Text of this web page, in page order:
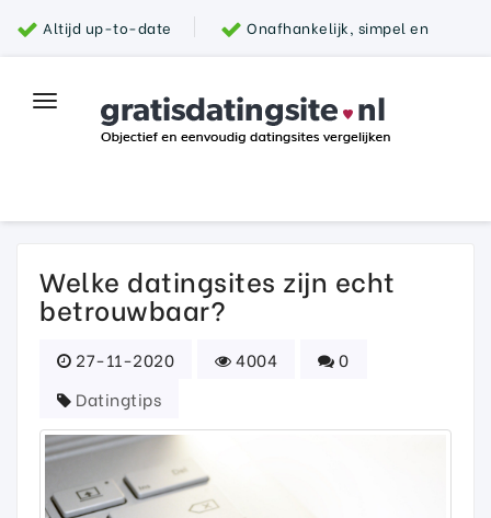
Altijd up-to-date Onafhankelijk, simpel en
Top datingsite
Parship
Toggle
navigation
Welke datingsites zijn echt
betrouwbaar?
27-11-2020 4004
0
Datingtips